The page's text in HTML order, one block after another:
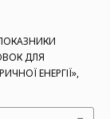
ДЛЯ
ЕНЕРГІЇ»,